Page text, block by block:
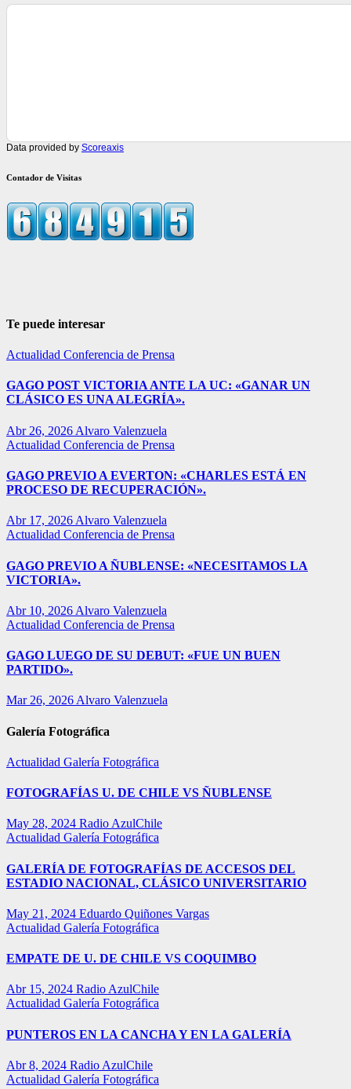
Data provided by Scoreaxis
Contador de Visitas
Te puede interesar
Actualidad Conferencia de Prensa
GAGO POST VICTORIA ANTE LA UC: «GANAR UN
CLÁSICO ES UNA ALEGRÍA».
Abr 26, 2026 Alvaro Valenzuela
Actualidad Conferencia de Prensa
GAGO PREVIO A EVERTON: «CHARLES ESTÁ EN
PROCESO DE RECUPERACIÓN».
Abr 17, 2026 Alvaro Valenzuela
Actualidad Conferencia de Prensa
GAGO PREVIO A ÑUBLENSE: «NECESITAMOS LA
VICTORIA».
Abr 10, 2026 Alvaro Valenzuela
Actualidad Conferencia de Prensa
GAGO LUEGO DE SU DEBUT: «FUE UN BUEN
PARTIDO».
Mar 26, 2026 Alvaro Valenzuela
Galería Fotográfica
Actualidad Galería Fotográfica
FOTOGRAFÍAS U. DE CHILE VS ÑUBLENSE
May 28, 2024 Radio AzulChile
Actualidad Galería Fotográfica
GALERÍA DE FOTOGRAFÍAS DE ACCESOS DEL
ESTADIO NACIONAL, CLÁSICO UNIVERSITARIO
May 21, 2024 Eduardo Quiñones Vargas
Actualidad Galería Fotográfica
EMPATE DE U. DE CHILE VS COQUIMBO
Abr 15, 2024 Radio AzulChile
Actualidad Galería Fotográfica
PUNTEROS EN LA CANCHA Y EN LA GALERÍA
Abr 8, 2024 Radio AzulChile
Actualidad Galería Fotográfica